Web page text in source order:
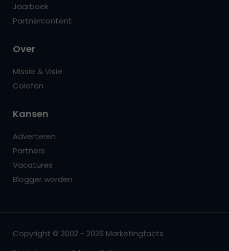
Jaarboek
Partnercontent
Over
Missie & Visie
Colofon
Kansen
Adverteren
Partners
Vacatures
Blogger worden
Copyright © 2002 - 2026 Marketingfacts